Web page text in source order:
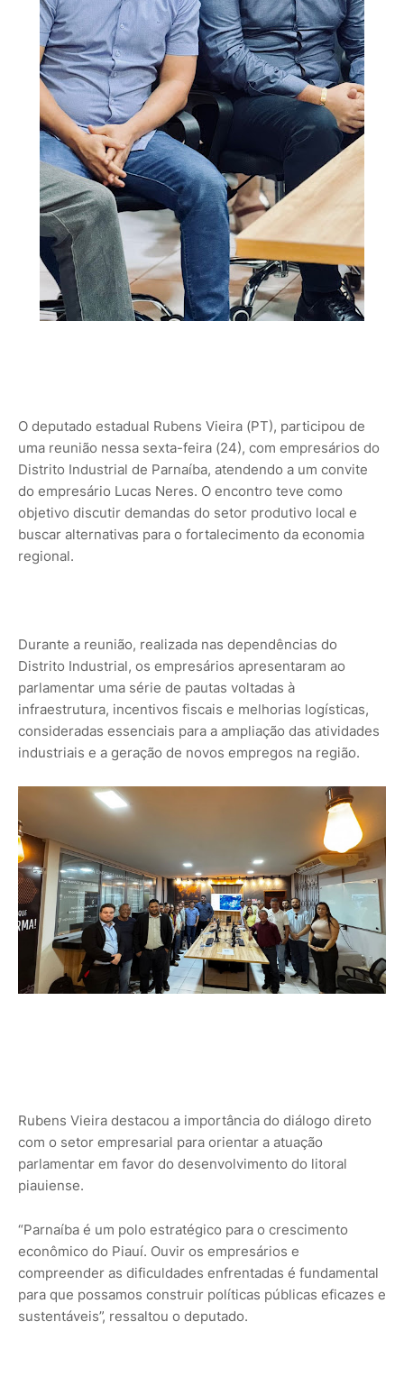
O deputado estadual Rubens Vieira (PT), participou de
uma reunião nessa sexta-feira (24), com empresários do
Distrito Industrial de Parnaíba, atendendo a um convite
do empresário Lucas Neres. O encontro teve como
objetivo discutir demandas do setor produtivo local e
buscar alternativas para o fortalecimento da economia
regional.
Durante a reunião, realizada nas dependências do
Distrito Industrial, os empresários apresentaram ao
parlamentar uma série de pautas voltadas à
infraestrutura, incentivos fiscais e melhorias logísticas,
consideradas essenciais para a ampliação das atividades
industriais e a geração de novos empregos na região.
Rubens Vieira destacou a importância do diálogo direto
com o setor empresarial para orientar a atuação
parlamentar em favor do desenvolvimento do litoral
piauiense.
“Parnaíba é um polo estratégico para o crescimento
econômico do Piauí. Ouvir os empresários e
compreender as dificuldades enfrentadas é fundamental
para que possamos construir políticas públicas eficazes e
sustentáveis”, ressaltou o deputado.